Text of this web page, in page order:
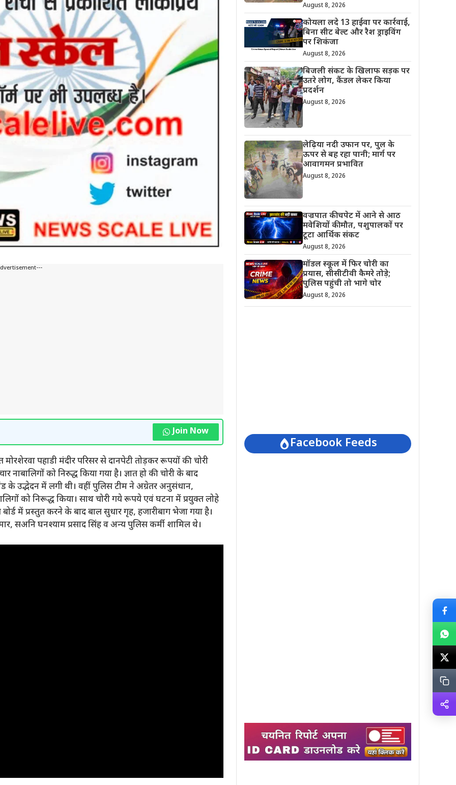
Join Now
मोरशेरवा पहाडी मंदीर परिसर से दानपेटी तोड़कर रूपयों की चोरी
को निरुद्ध किया गया है। ज्ञात हो की चोरी के बाद
के उद्भेदन में लगी थी। वहीं पुलिस टीम ने अग्रेतर अनुसंधान,
को निरूद्ध किया। साथ चोरी गये रूपये एवं घटना में प्रयुक्त लोहे
में प्रस्तुत करने के बाद बाल सुधार गृह, हजारीबाग भेजा गया है।
सअनि घनश्याम प्रसाद सिंह व अन्य पुलिस कर्मी शामिल थे।
August 8, 2026
कोयला लदे 13 हाईवा पर कार्रवाई,
बिना सीट बेल्ट और रैश ड्राइविंग
पर शिकंजा
August 8, 2026
बिजली संकट के खिलाफ सड़क पर
उतरे लोग, कैंडल लेकर किया
प्रदर्शन
August 8, 2026
लेढ़िया नदी उफान पर, पुल के
ऊपर से बह रहा पानी; मार्ग पर
आवागमन प्रभावित
August 8, 2026
वज्रपात की चपेट में आने से आठ
मवेशियों की मौत, पशुपालकों पर
टूटा आर्थिक संकट
August 8, 2026
मॉडल स्कूल में फिर चोरी का
प्रयास, सीसीटीवी कैमरे तोड़े;
पुलिस पहुंची तो भागे चोर
August 8, 2026
Facebook Feeds